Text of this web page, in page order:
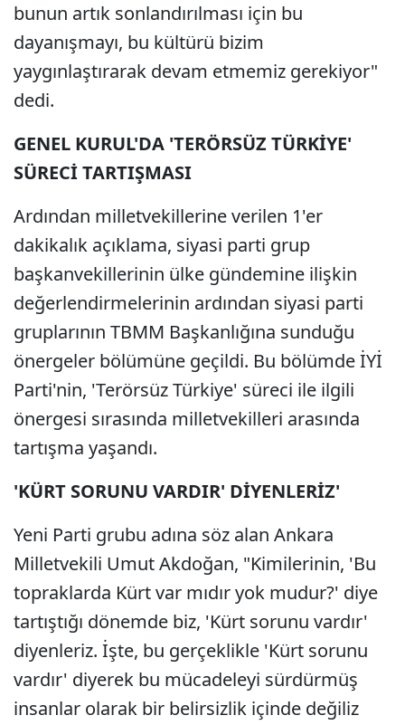
bunun artık sonlandırılması için bu
dayanışmayı, bu kültürü bizim
yaygınlaştırarak devam etmemiz gerekiyor"
dedi.
GENEL KURUL'DA 'TERÖRSÜZ TÜRKİYE'
SÜRECİ TARTIŞMASI
Ardından milletvekillerine verilen 1'er
dakikalık açıklama, siyasi parti grup
başkanvekillerinin ülke gündemine ilişkin
değerlendirmelerinin ardından siyasi parti
gruplarının TBMM Başkanlığına sunduğu
önergeler bölümüne geçildi. Bu bölümde İYİ
Parti'nin, 'Terörsüz Türkiye' süreci ile ilgili
önergesi sırasında milletvekilleri arasında
tartışma yaşandı.
'KÜRT SORUNU VARDIR' DİYENLERİZ'
Yeni Parti grubu adına söz alan Ankara
Milletvekili Umut Akdoğan, "Kimilerinin, 'Bu
topraklarda Kürt var mıdır yok mudur?' diye
tartıştığı dönemde biz, 'Kürt sorunu vardır'
diyenleriz. İşte, bu gerçeklikle 'Kürt sorunu
vardır' diyerek bu mücadeleyi sürdürmüş
insanlar olarak bir belirsizlik içinde değiliz